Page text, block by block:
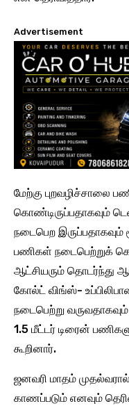
Advertisement
மேற்கு புறவழிச்சாலை
கொண்டிருப்பதாகவும்
நடைபெற இருப்பதாகவும்
பணிகள் நடைபெற்றுக்
ஆட்சியரும் தொடர்ந்து
கோல்ட் விங்ஸ்-
நடைபெற்று
1.5 மீட்டர் டிரைன்
கூறினார்.
ஜனவரி மாதம்
காணப்படும் எனவும்